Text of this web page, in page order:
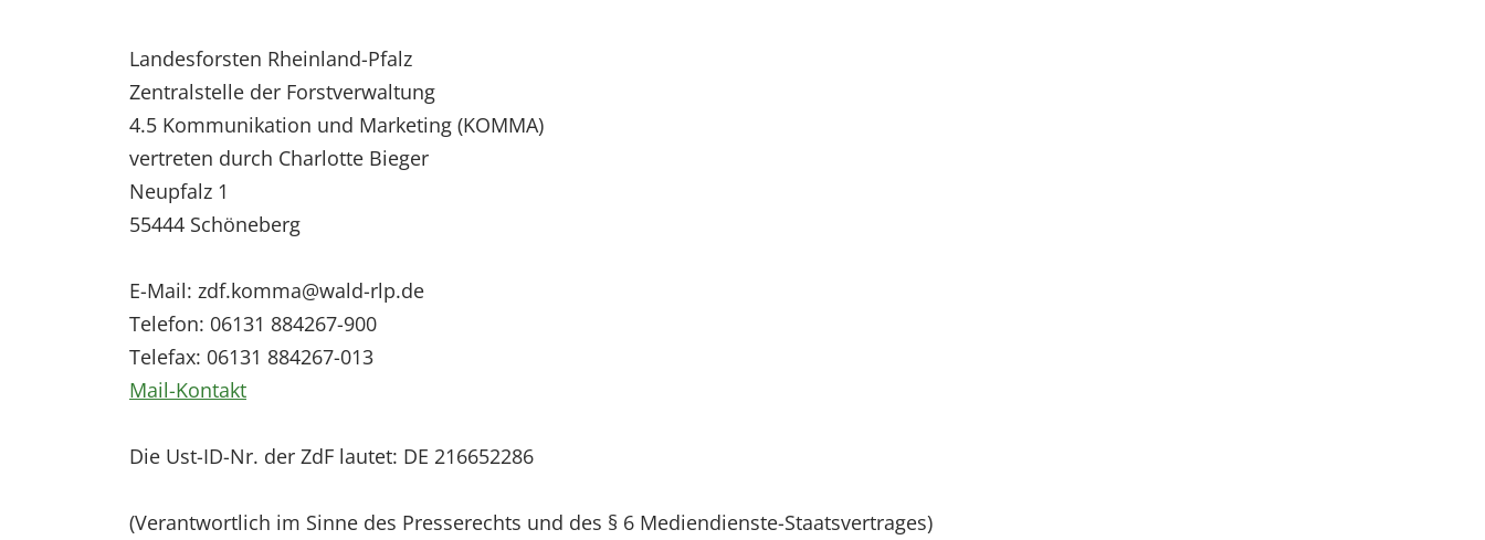
Landesforsten Rheinland-Pfalz
Zentralstelle der Forstverwaltung
4.5 Kommunikation und Marketing (KOMMA)
vertreten durch Charlotte Bieger
Neupfalz 1
55444 Schöneberg
E-Mail: zdf.komma@wald-rlp.de
Telefon: 06131 884267-900
Telefax: 06131 884267-013
Mail-Kontakt
Die Ust-ID-Nr. der ZdF lautet: DE 216652286
(Verantwortlich im Sinne des Presserechts und des § 6 Mediendienste-Staatsvertrages)